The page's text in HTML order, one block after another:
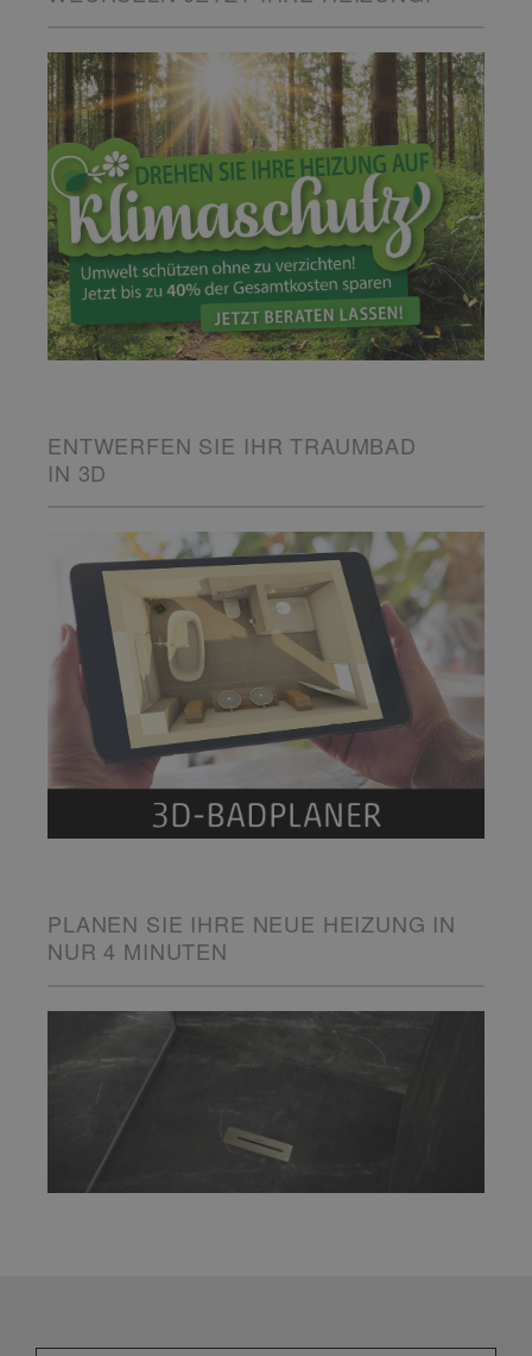
ENTWERFEN SIE IHR TRAUMBAD
IN 3D
PLANEN SIE IHRE NEUE HEIZUNG IN
NUR 4 MINUTEN